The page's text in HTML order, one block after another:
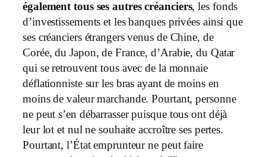
également tous ses autres créanciers, les fonds
d’investissements et les banques privées ainsi que
ses créanciers étrangers venus de Chine, de
Corée, du Japon, de France, d’Arabie, du Qatar
qui se retrouvent tous avec de la monnaie
déflationniste sur les bras ayant de moins en
moins de valeur marchande. Pourtant, personne
ne peut s’en débarrasser puisque tous ont déjà
leur lot et nul ne souhaite accroître ses pertes.
Pourtant, l’État emprunteur ne peut faire